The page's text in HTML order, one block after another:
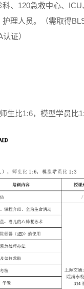
、120急救中心、
理人员。（需取得
证）
生比1:6，模型学员比